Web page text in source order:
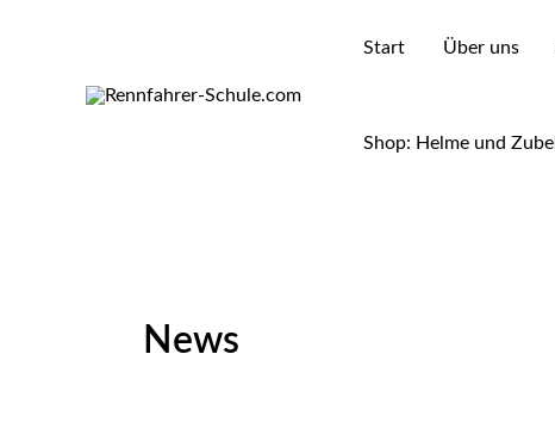
Start Über uns
Shop: Helme und
News